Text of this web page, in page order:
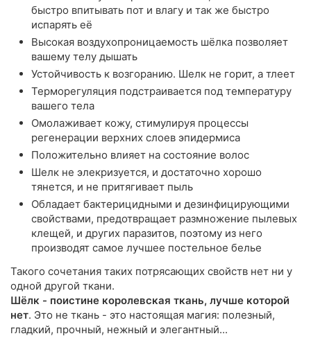
быстро впитывать пот и влагу и так же быстро
испарять её
Высокая воздухопроницаемость шёлка позволяет
вашему телу дышать
Устойчивость к возгоранию. Шелк не горит, а тлеет
Терморегуляция подстраивается под температуру
вашего тела
Омолаживает кожу, стимулируя процессы
регенерации верхних слоев эпидермиса
Положительно влияет на состояние волос
Шелк не элекризуется, и достаточно хорошо
тянется, и не притягивает пыль
Обладает бактерицидными и дезинфицирующими
свойствами, предотвращает размножение пылевых
клещей, и других паразитов, поэтому из него
производят самое лучшее постельное белье
Такого сочетания таких потрясающих свойств нет ни у
одной другой ткани.
Шёлк - поистине королевская ткань, лучше которой
нет. Это не ткань - это настоящая магия: полезный,
гладкий, прочный, нежный и элегантный...